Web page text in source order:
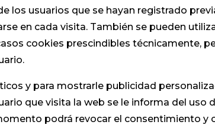
los usuarios que se hayan registrado
en cada visita. También se pueden
cookies prescindibles técnicamente,
y para mostrarle publicidad
que visita la web se le informa del uso
podrá revocar el consentimiento